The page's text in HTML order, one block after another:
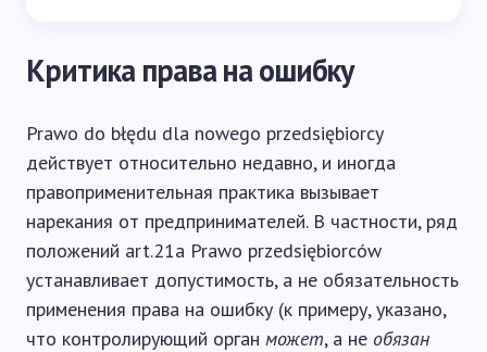
Критика права на ошибку
Prawo do błędu dla nowego przedsiębiorcy
действует относительно недавно, и иногда
правоприменительная практика вызывает
нарекания от предпринимателей. В частности, ряд
положений art.21a Prawo przedsiębiorców
устанавливает допустимость, а не обязательность
применения права на ошибку (к примеру, указано,
что контролирующий орган может, а не обязан